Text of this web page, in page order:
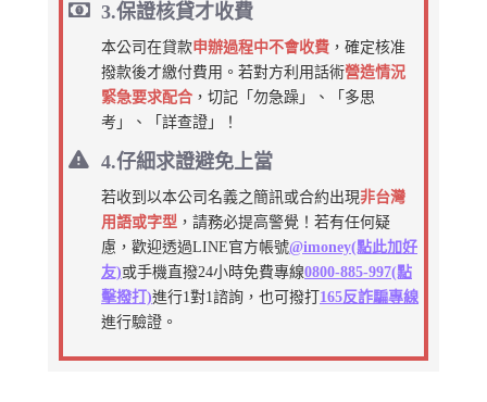
3.保證核貸才收費
本公司在貸款申辦過程中不會收費 ，確定核准
撥款後才繳付費用。若對方利用話術營造情況
緊急要求配合 ，切記「勿急躁」、「多思
考」、「詳查證」！
4.仔細求證避免上當
若收到以本公司名義之簡訊或合約出現非台灣
用語或字型 ，請務必提高警覺！若有任何疑
慮，歡迎透過LINE官方帳號@imoney(點此加好
友)或手機直撥24小時免費專線0800-885-997(點
擊撥打)進行1對1諮詢，也可撥打 165反詐騙專線
進行驗證。